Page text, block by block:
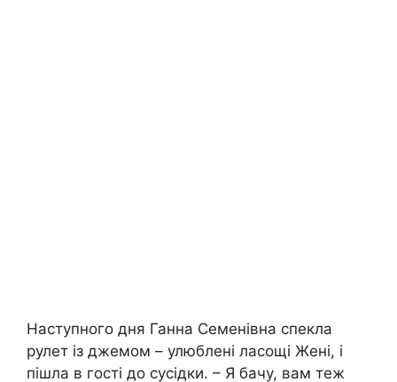
Наступного дня Ганна Семенівна спекла
рулет із джемом – улюблені ласощі Жені, і
пішла в гості до сусідки. – Я бачу, вам теж